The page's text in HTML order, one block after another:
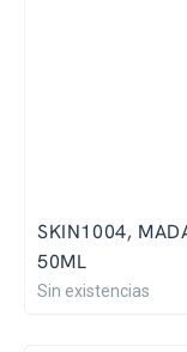
SKIN1004,
50ML
Sin existencias